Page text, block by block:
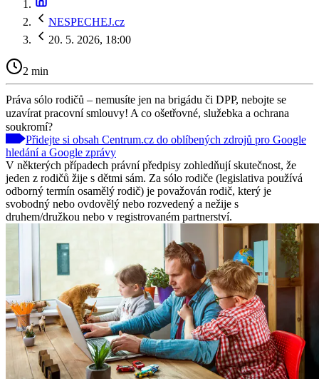
NESPECHEJ.cz
20. 5. 2026, 18:00
2 min
Práva sólo rodičů – nemusíte jen na brigádu či DPP, nebojte se
uzavírat pracovní smlouvy! A co ošetřovné, služebka a ochrana
soukromí?
Přidejte si obsah Centrum.cz do oblíbených zdrojů pro Google
hledání a Google zprávy
V některých případech právní předpisy zohledňují skutečnost, že
jeden z rodičů žije s dětmi sám. Za sólo rodiče (legislativa používá
odborný termín osamělý rodič) je považován rodič, který je
svobodný nebo ovdovělý nebo rozvedený a nežije s
druhem/družkou nebo v registrovaném partnerství.